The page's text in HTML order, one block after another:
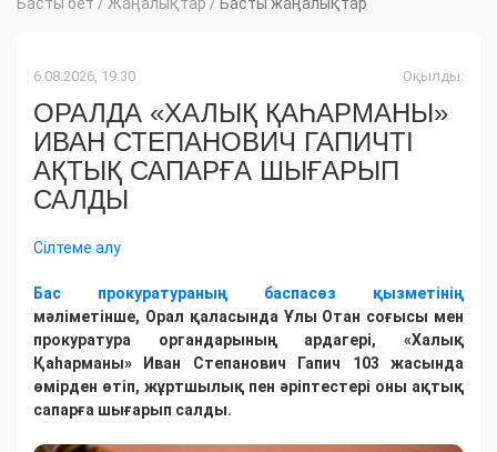
6.08.2026, 19:30 Оқылды:
ОРАЛДА «ХАЛЫҚ ҚАҺАРМАНЫ»
ИВАН СТЕПАНОВИЧ ГАПИЧТІ
АҚТЫҚ САПАРҒА ШЫҒАРЫП
САЛДЫ
Сілтеме алу
Бас прокуратураның баспасөз қызметінің
мәліметінше, Орал қаласында Ұлы Отан соғысы мен
прокуратура органдарының ардагері, «Халық
Қаһарманы» Иван Степанович Гапич 103 жасында
өмірден өтіп, жұртшылық пен әріптестері оны ақтық
сапарға шығарып салды.